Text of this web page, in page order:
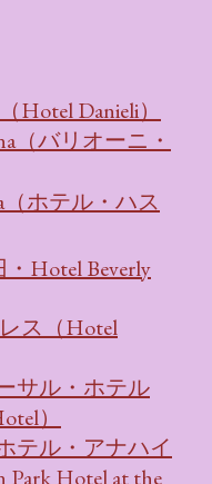
Danieli）
（バリオーニ・
ホテル・ハス
Hotel Beverly
ス（Hotel
サル・ホテル
）
テル・アナハイ
Park Hotel at the